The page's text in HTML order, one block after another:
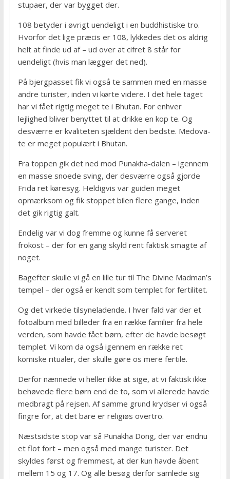
stupaer, der var bygget der.
108 betyder i øvrigt uendeligt i en buddhistiske tro.
Hvorfor det lige præcis er 108, lykkedes det os aldrig
helt at finde ud af – ud over at cifret 8 står for
uendeligt (hvis man lægger det ned).
På bjergpasset fik vi også te sammen med en masse
andre turister, inden vi kørte videre. I det hele taget
har vi fået rigtig meget te i Bhutan. For enhver
lejlighed bliver benyttet til at drikke en kop te. Og
desværre er kvaliteten sjældent den bedste. Medova-
te er meget populært i Bhutan.
Fra toppen gik det ned mod Punakha-dalen – igennem
en masse snoede sving, der desværre også gjorde
Frida ret køresyg. Heldigvis var guiden meget
opmærksom og fik stoppet bilen flere gange, inden
det gik rigtig galt.
Endelig var vi dog fremme og kunne få serveret
frokost – der for en gang skyld rent faktisk smagte af
noget.
Bagefter skulle vi gå en lille tur til The Divine Madman’s
tempel – der også er kendt som templet for fertilitet.
Og det virkede tilsyneladende. I hver fald var der et
fotoalbum med billeder fra en række familier fra hele
verden, som havde fået børn, efter de havde besøgt
templet. Vi kom da også igennem en række ret
komiske ritualer, der skulle gøre os mere fertile.
Derfor nænnede vi heller ikke at sige, at vi faktisk ikke
behøvede flere børn end de to, som vi allerede havde
medbragt på rejsen. Af samme grund krydser vi også
fingre for, at det bare er religiøs overtro.
Næstsidste stop var så Punakha Dong, der var endnu
et flot fort – men også med mange turister. Det
skyldes først og fremmest, at der kun havde åbent
mellem 15 og 17. Og alle besøg derfor samlede sig